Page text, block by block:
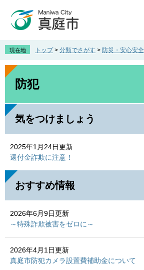
先
す
を
し
現在地 トップ > 分類でさがす > 防災・安心安全
本
防犯
気をつけましょう
2025年1月24日更新
還付金詐欺に注意！
おすすめ情報
2026年6月9日更新
～特殊詐欺被害をゼロに～
2026年4月1日更新
真庭市防犯カメラ設置費補助金について